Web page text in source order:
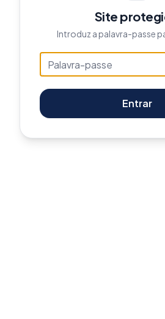
Site
Introduz a palavra-passe
Entrar